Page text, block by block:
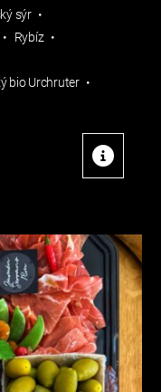
sýr
Rybíz
bio Urchruter